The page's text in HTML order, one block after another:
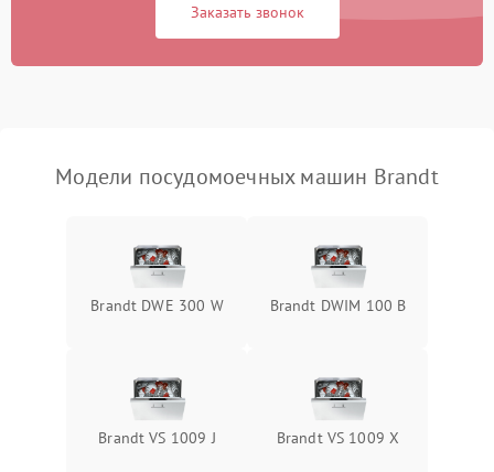
Заказать звонок
Модели посудомоечных машин Brandt
Brandt DWE 300 W Brandt DWIM 100 B
Brandt VS 1009 J Brandt VS 1009 X